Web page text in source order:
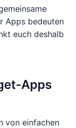
Apps bedeuten
euch deshalb
Apps
von einfachen